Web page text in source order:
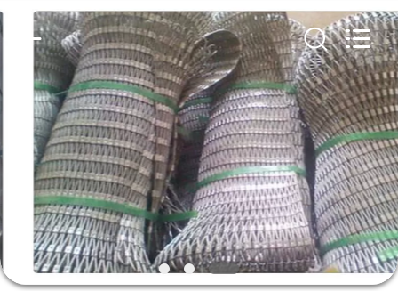
বাড়ি
পণ্য
আমাদের
সম্পর্কে
PING
XI
CO.,LTD.
Reserved.